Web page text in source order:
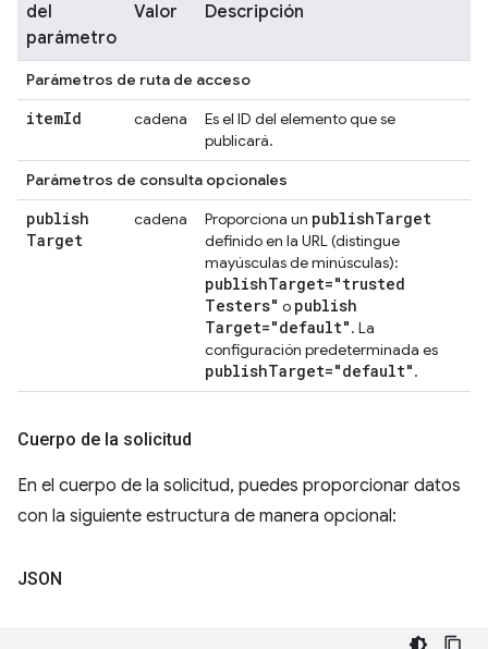
del
parámetro
Valor Descripción
Parámetros de ruta de acceso
itemId cadena
Es el ID del elemento que se
publicará.
Parámetros de consulta opcionales
publish
Target
cadena Proporciona un publishTarget
definido en la URL (distingue
mayúsculas de minúsculas):
publishTarget="trusted
Testers" o publish
Target="default". La
configuración predeterminada es
publishTarget="default".
Cuerpo de la solicitud
En el cuerpo de la solicitud, puedes proporcionar datos
con la siguiente estructura de manera opcional:
JSON